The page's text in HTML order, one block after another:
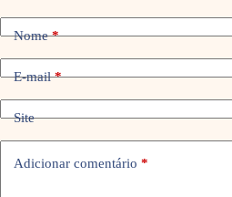
Nome*
E-mail*
Site
Adicionar comentário *